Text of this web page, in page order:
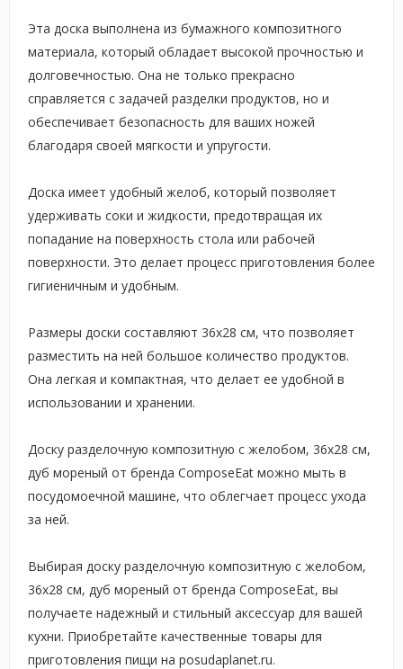
Эта доска выполнена из бумажного композитного
материала, который обладает высокой прочностью и
долговечностью. Она не только прекрасно
справляется с задачей разделки продуктов, но и
обеспечивает безопасность для ваших ножей
благодаря своей мягкости и упругости.
Доска имеет удобный желоб, который позволяет
удерживать соки и жидкости, предотвращая их
попадание на поверхность стола или рабочей
поверхности. Это делает процесс приготовления более
гигиеничным и удобным.
Размеры доски составляют 36х28 см, что позволяет
разместить на ней большое количество продуктов.
Она легкая и компактная, что делает ее удобной в
использовании и хранении.
Доску разделочную композитную с желобом, 36х28 см,
дуб мореный от бренда ComposeEat можно мыть в
посудомоечной машине, что облегчает процесс ухода
за ней.
Выбирая доску разделочную композитную с желобом,
36х28 см, дуб мореный от бренда ComposeEat, вы
получаете надежный и стильный аксессуар для вашей
кухни. Приобретайте качественные товары для
приготовления пищи на posudaplanet.ru.